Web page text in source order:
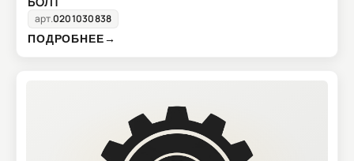
арт.0201030838
ПОДРОБНЕЕ→